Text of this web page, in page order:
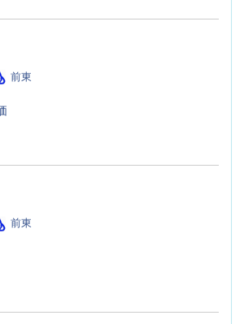
前東
前東